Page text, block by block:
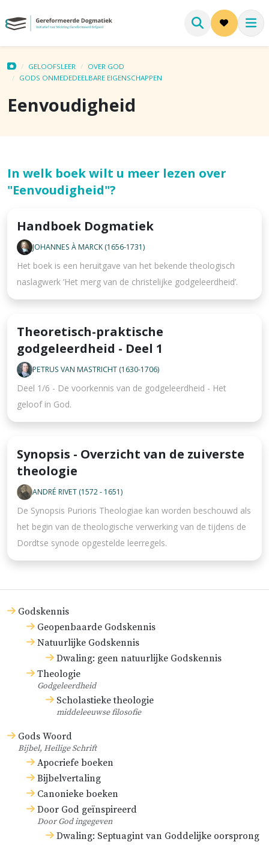
GELOOFSLEER
OVER GOD
GODS ONMEDEDEELBARE EIGENSCHAPPEN
Eenvoudigheid
Godskennis
Geopenbaarde Godskennis
Natuurlijke Godskennis
Dwaling: geen natuurlijke Godskennis
Theologie
Godgeleerdheid
Scholastieke theologie
middeleeuwse filosofie
Gods Woord
Bijbel, Heilige Schrift
Apocriefe boeken
Bijbelvertaling
Canonieke boeken
Door God geïnspireerd
Door God ingegeven
Dwaling: Septuagint van Goddelijke oorsprong
In welk boek wilt u meer lezen over
"Eenvoudigheid"?
Handboek Dogmatiek
JOHANNES À MARCK (1656-1731)
Het boek is een heruitgave van het bekende theologisch
naslagwerk ‘Het merg van de christelijke godgeleerdheid’.
Theoretisch-praktische
godgeleerdheid - Deel 1
PETRUS VAN MASTRICHT (1630-1706)
Deel 1/6 - De voorkennis van de godgeleerdheid - Het
geloof in God.
Synopsis - Overzicht van de zuiverste
theologie
ANDRÉ RIVET (1572 - 1651)
De Synopsis Purioris Theologiae kan worden beschouwd als
het begin van de theologische verwerking van de tijdens de
Dordtse synode opgestelde leerregels.